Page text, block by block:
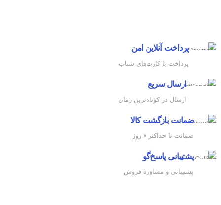
پرداخت آنلاین امن
پرداخت با کارت‌های شتاب
ارسال سریع
ارسال در کوتاه‌ترین زمان
ضمانت بازگشت کالا
ضمانت تا حداکثر ۷ روز
پشتیبانی پاسخ‌گو
پشتیبانی و مشاوره فروش